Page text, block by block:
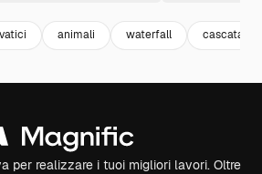
animali waterfall cascata
per realizzare i tuoi migliori lavori. Oltre